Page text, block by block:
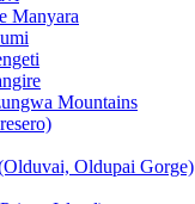
Manyara
Mountains
Oldupai Gorge)